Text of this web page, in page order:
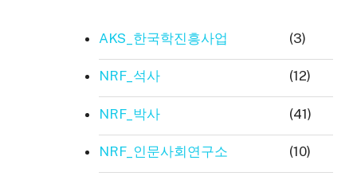
AKS_한국학진흥사업 (3)
NRF_석사 (12)
NRF_박사 (41)
NRF_인문사회연구소 (10)